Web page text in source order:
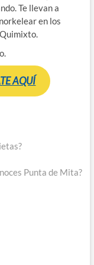
Te llevan a
en los
AQUÍ
Punta de Mita?